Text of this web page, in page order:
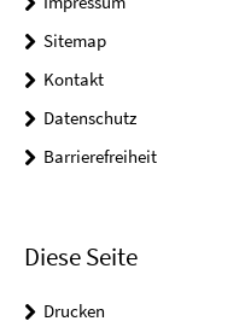
Sitemap
Kontakt
Datenschutz
Barrierefreiheit
Diese Seite
Drucken